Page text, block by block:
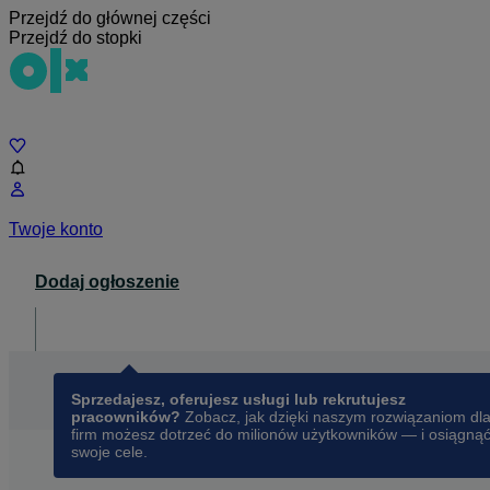
Przejdź do głównej części
Przejdź do stopki
Twoje konto
Dodaj ogłoszenie
Sprzedajesz, oferujesz usługi lub rekrutujesz
pracowników? Zobacz, jak dzięki naszym rozwiązaniom dla
firm możesz dotrzeć do milionów użytkowników — i osiągnąć
swoje cele.